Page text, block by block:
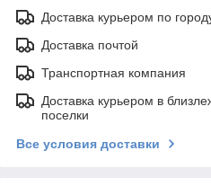
Доставка курьером по
Доставка почтой
Транспортная компания
Доставка курьером в
поселки
Все условия доставки